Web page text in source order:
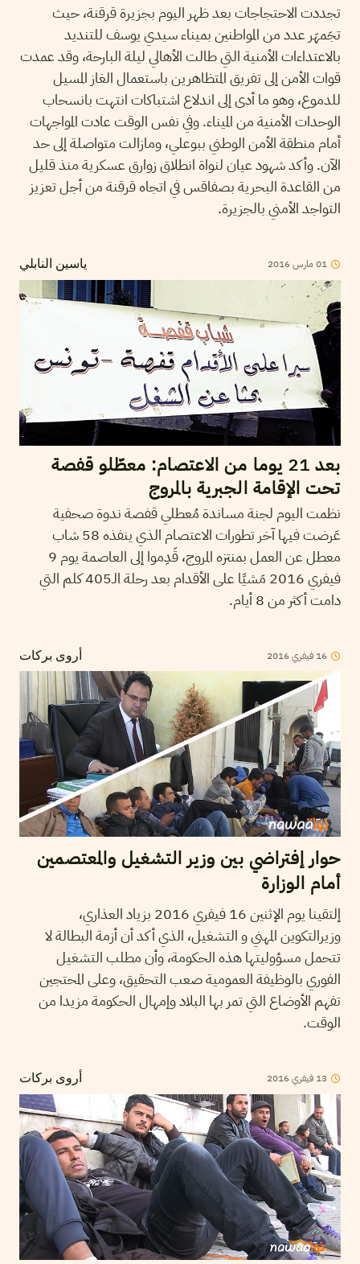
تجددت الاحتجاجات بعد ظهر اليوم بجزيرة قرقنة، حيث
تجَمهَر عدد من المواطنين بميناء سيدي يوسف للتنديد
بالاعتداءات الأمنية التي طالت الأهالي ليلة البارحة، وقد عمدت
قوات الأمن إلى تفريق المتظاهرين باستعمال الغاز المسيل
للدموع، وهو ما أدى إلى اندلاع اشتباكات انتهت بانسحاب
الوحدات الأمنية من الميناء. وفي نفس الوقت عادت المواجهات
أمام منطقة الأمن الوطني ببوعلي، ومازالت متواصلة إلى حد
الآن. وأكد شهود عيان لنواة انطلاق زوارق عسكرية منذ قليل
من القاعدة البحرية بصفاقس في اتجاه قرقنة من أجل تعزيز
التواجد الأمني بالجزيرة.
ياسين النابلي 01مارس2016
بعد 21 يوما من الاعتصام: معطّلو قفصة
تحت الإقامة الجبرية بالمروج
نظمت اليوم لجنة مساندة مُعطلي قفصة ندوة صحفية
عَرضت فيها آخر تطورات الاعتصام الذي ينفذه 58 شاب
معطل عن العمل بمنتزه المروج، قَدِموا إلى العاصمة يوم 9
فيفري 2016 مَشيًا على الأقدام بعد رحلة الـ405 كلم التي
دامت أكثر من 8 أيام.
أروى بركات 16 فيفري2016
حوار إفتراضي بين وزير التشغيل والمعتصمين
أمام الوزارة
إلتقينا يوم الإثنين 16 فيفري 2016 بزياد العذاري،
وزيرالتكوين المهني و التشغيل، الذي أكد أن أزمة البطالة لا
تتحمل مسؤوليتها هذه الحكومة، وأن مطلب التشغيل
الفوري بالوظيفة العمومية صعب التحقيق، وعلى المحتجين
تفهم الأوضاع التي تمر بها البلاد وإمهال الحكومة مزيدا من
الوقت.
أروى بركات 13 فيفري2016